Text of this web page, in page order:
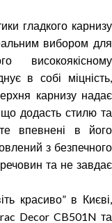
гладкого карнизу
вибором для
високоякісному
в собі міцність,
карнизу надає
додасть стилю та
впевнені в його
з безпечного
та не завдає
красиво” в Києві,
Decor CB501N та